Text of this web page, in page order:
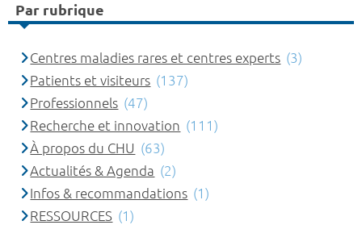
Par rubrique
Centres maladies rares et centres experts (3)
Patients et visiteurs (137)
Professionnels (47)
Recherche et innovation (111)
À propos du CHU (63)
Actualités & Agenda (2)
Infos & recommandations (1)
RESSOURCES (1)